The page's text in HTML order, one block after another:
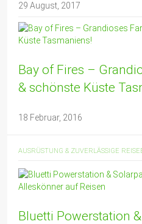
29 August, 2017
Bay of Fires –
& schönste Küste
18 Februar, 2016
AUSRÜSTUNG & ZUVERLÄSSIGE
Bluetti Powerstation